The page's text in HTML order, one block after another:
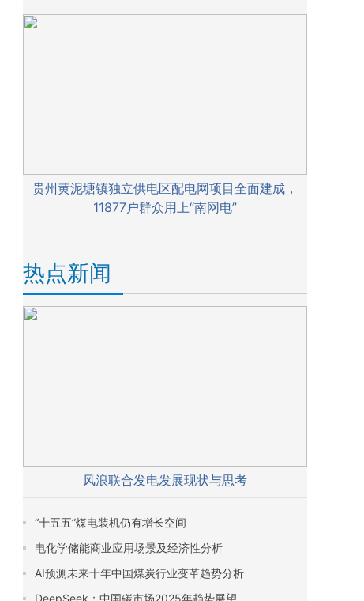
贵州黄泥塘镇独立供电区配电网项目全面建成，
11877户群众用上“南网电”
热点新闻
风浪联合发电发展现状与思考
“十五五”煤电装机仍有增长空间
电化学储能商业应用场景及经济性分析
AI预测未来十年中国煤炭行业变革趋势分析
DeepSeek：中国碳市场2025年趋势展望